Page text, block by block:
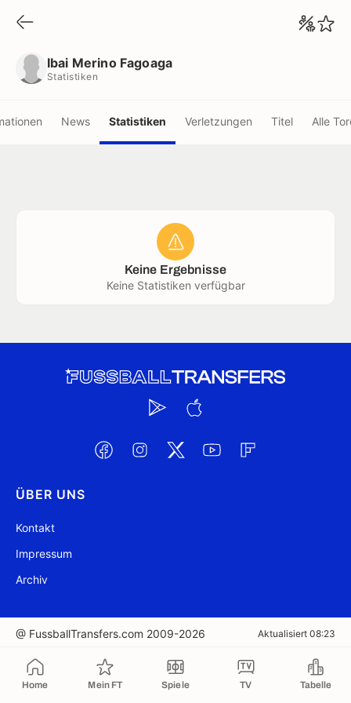
Home Mein FT Spiele TV Tabelle
Ibai Merino Fagoaga
Statistiken
News Statistiken Verletzungen Titel Alle
Keine Ergebnisse
Keine Statistiken verfügbar
ÜBER UNS
Kontakt
Impressum
Archiv
@ FussballTransfers.com 2009-2026 Aktualisiert 08:23
In die Zwischenablage kopiert